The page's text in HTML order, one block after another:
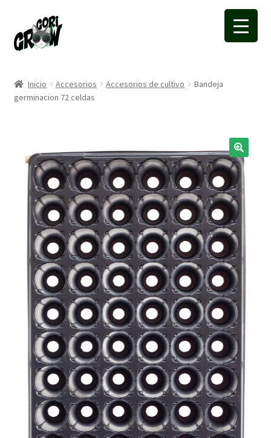
a
la
a
la
Inicio Accesorios Accesorios de cultivo
Bandeja
germinacion 72 celdas